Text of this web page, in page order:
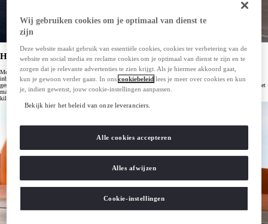
Hoe werkt private lease?
Met Toyota Private Lease rijd je voor een vast bedrag per maand in een nieuwe Toyota. Alle services zijn
inbegrepen in het maandbedrag, zoals wegenbelasting, verzekering, reparatie, onderhoud en pechhulp. Het is
geschikt voor elke particulier met een geldig rijbewijs zolang aan de acceptatievoorwaarden voldaan wordt. Het
maandbedrag wordt bepaald door verschillende factoren zoals de het type auto, de looptijd en het aantal
kilometers dat je per jaar rijdt.
Wij gebruiken cookies om je optimaal van dienst te
zijn
Deze website maakt gebruik van essentiële cookies, cookies ter verbetering van de
website en social media en reclame cookies om je optimaal van dienst te zijn en te
zorgen dat je relevante advertenties te zien krijgt. Als je hiermee akkoord gaat,
kun je gewoon verder gaan. In onscookiebeleid lees je meer over cookies en kun
je, indien gewenst, jouw cookie-instellingen aanpassen.
Bekijk hier het beleid van onze leveranciers.
Cookie-instellingen
Alles afwijzen
Alle cookies accepteren